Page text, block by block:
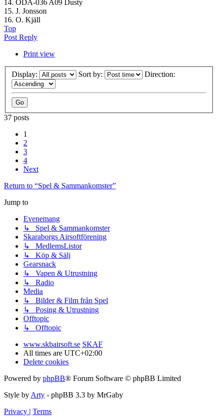
14. ODA-036 A09 Dusty
15. J. Jonsson
16. O. Kjäll
Top
Post Reply
Print view
Display: Sort by: Direction:
37 posts
1
2
3
4
Next
Return to “Spel & Sammankomster”
Jump to
Evenemang
↳ Spel & Sammankomster
Skaraborgs Airsoftförening
↳ MedlemsListor
↳ Köp & Sälj
Gearsnack
↳ Vapen & Utrustning
↳ Radio
Media
↳ Bilder & Film från Spel
↳ Posing & Utrustning
Offtopic
↳ Offtopic
www.skbairsoft.se SKAF
All times are UTC+02:00
Delete cookies
Powered by phpBB® Forum Software © phpBB Limited
Style by Arty - phpBB 3.3 by MrGaby
Privacy | Terms